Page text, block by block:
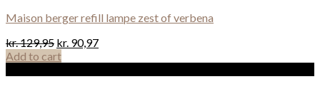
Maison berger refill lampe zest of verbena
kr.129,95 kr. 90,97
Add to cart